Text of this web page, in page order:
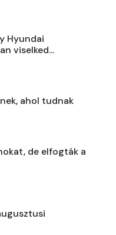
Hyundai
viselked...
ahol tudnak
de elfogták a